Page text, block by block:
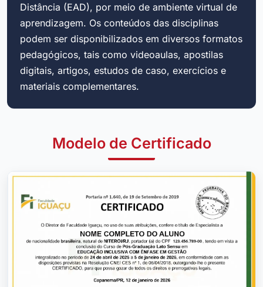
Distância (EAD), por meio de ambiente virtual de
aprendizagem. Os conteúdos das disciplinas
podem ser disponibilizados em diversos formatos
pedagógicos, tais como videoaulas, apostilas
digitais, artigos, estudos de caso, exercícios e
materiais complementares.
Modelo de Certificado